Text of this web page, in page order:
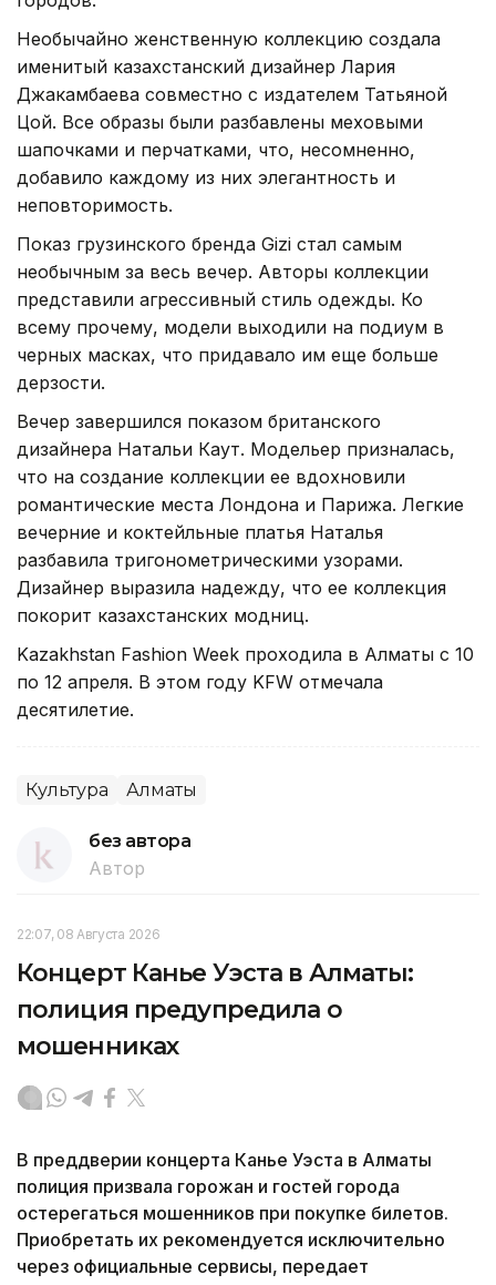
Необычайно женственную коллекцию создала
именитый казахстанский дизайнер Лария
Джакамбаева совместно с издателем Татьяной
Цой. Все образы были разбавлены меховыми
шапочками и перчатками, что, несомненно,
добавило каждому из них элегантность и
неповторимость.
Показ грузинского бренда Gizi стал самым
необычным за весь вечер. Авторы коллекции
представили агрессивный стиль одежды. Ко
всему прочему, модели выходили на подиум в
черных масках, что придавало им еще больше
дерзости.
Вечер завершился показом британского
дизайнера Натальи Каут. Модельер призналась,
что на создание коллекции ее вдохновили
романтические места Лондона и Парижа. Легкие
вечерние и коктейльные платья Наталья
разбавила тригонометрическими узорами.
Дизайнер выразила надежду, что ее коллекция
покорит казахстанских модниц.
Kazakhstan Fashion Week проходила в Алматы с 10
по 12 апреля. В этом году KFW отмечала
десятилетие.
Культура Алматы
без автора
Автор
22:07, 08 Августа 2026
Концерт Канье Уэста в Алматы:
полиция предупредила о
мошенниках
В преддверии концерта Канье Уэста в Алматы
полиция призвала горожан и гостей города
остерегаться мошенников при покупке билетов.
Приобретать их рекомендуется исключительно
через официальные сервисы, передает